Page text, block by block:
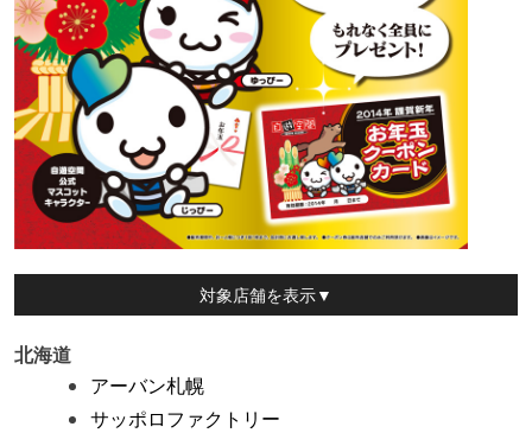
対象店舗を表示▼
北海道
アーバン札幌
サッポロファクトリー